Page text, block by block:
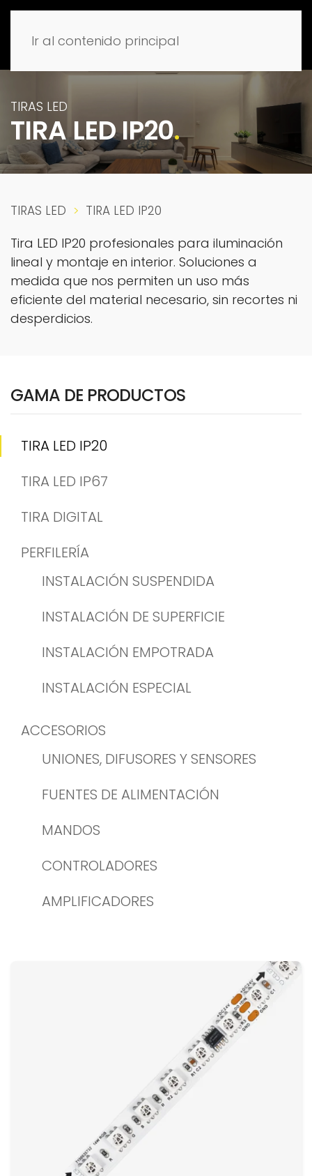
Ir al contenido principal
TIRAS LED
TIRA LED IP20.
TIRAS LED TIRA LED IP20
Tira LED IP20 profesionales para iluminación
lineal y montaje en interior. Soluciones a
medida que nos permiten un uso más
eficiente del material necesario, sin recortes ni
desperdicios.
GAMA DE PRODUCTOS
TIRA LED IP20
TIRA LED IP67
TIRA DIGITAL
PERFILERÍA
INSTALACIÓN SUSPENDIDA
INSTALACIÓN DE SUPERFICIE
INSTALACIÓN EMPOTRADA
INSTALACIÓN ESPECIAL
ACCESORIOS
UNIONES, DIFUSORES Y SENSORES
FUENTES DE ALIMENTACIÓN
MANDOS
CONTROLADORES
AMPLIFICADORES